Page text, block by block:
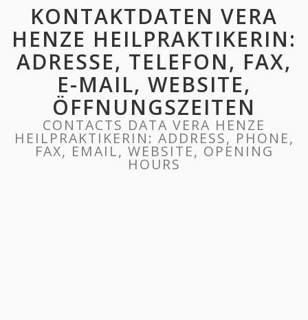
KONTAKTDATEN VERA
HENZE HEILPRAKTIKERIN:
ADRESSE, TELEFON, FAX,
E-MAIL, WEBSITE,
ÖFFNUNGSZEITEN
CONTACTS DATA VERA HENZE
HEILPRAKTIKERIN: ADDRESS, PHONE,
FAX, EMAIL, WEBSITE, OPENING
HOURS